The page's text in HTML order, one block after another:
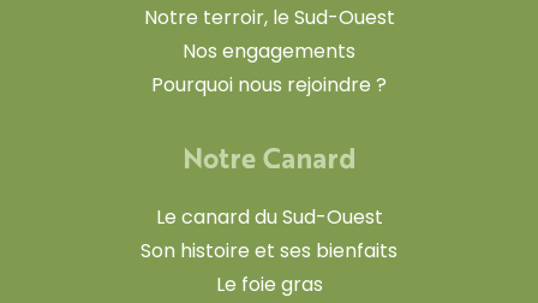
Notre terroir, le Sud-Ouest
Nos engagements
Pourquoi nous rejoindre ?
Notre Canard
Le canard du Sud-Ouest
Son histoire et ses bienfaits
Le foie gras